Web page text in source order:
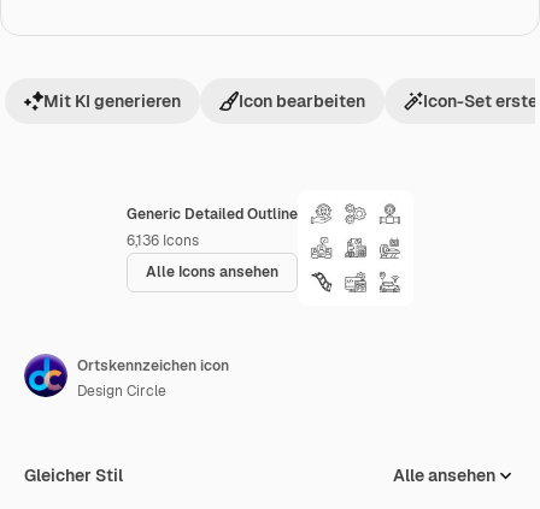
Generic Detailed Outline
6,136 Icons
Alle Icons ansehen
Mit KI generieren Icon bearbeiten Icon-Set
Ortskennzeichen icon
Design Circle
Gleicher Stil Alle ansehen